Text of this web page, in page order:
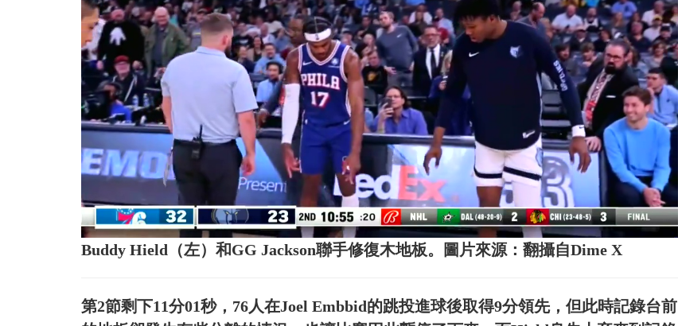
Buddy Hield（左）和GG Jackson聯手修復木地板。圖片來源：翻攝自Dime X
第2節剩下11分01秒，76人在Joel Embbid的跳投進球後取得9分領先，但此時記錄台前